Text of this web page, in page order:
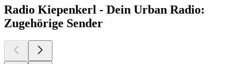
Radio Kiepenkerl - Dein Urban Radio:
Zugehörige Sender